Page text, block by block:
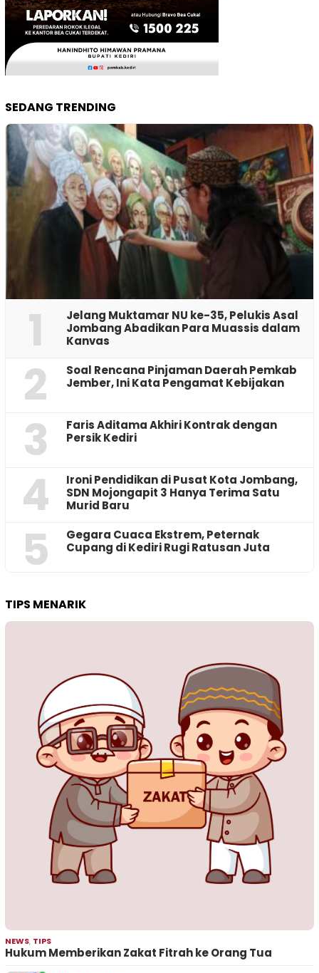
SEDANG TRENDING
1
Jelang Muktamar NU ke-35, Pelukis Asal
Jombang Abadikan Para Muassis dalam
Kanvas
2
‎Soal Rencana Pinjaman Daerah Pemkab
Jember, Ini Kata Pengamat Kebijakan ‎
3
Faris Aditama Akhiri Kontrak dengan
Persik Kediri
4
Ironi Pendidikan di Pusat Kota Jombang,
SDN Mojongapit 3 Hanya Terima Satu
Murid Baru
5
‎Gegara Cuaca Ekstrem, Peternak
Cupang di Kediri Rugi Ratusan Juta
TIPS MENARIK
NEWS, TIPS
Hukum Memberikan Zakat Fitrah ke Orang Tua